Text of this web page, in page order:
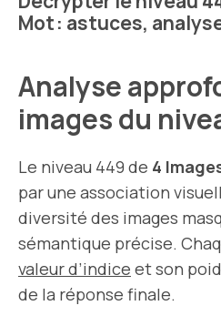
Mot : astuces,
Analyse
images du
Le niveau 449 de 4
par une association
diversité des images
sémantique précise.
valeur d’indice et son
de la réponse finale.